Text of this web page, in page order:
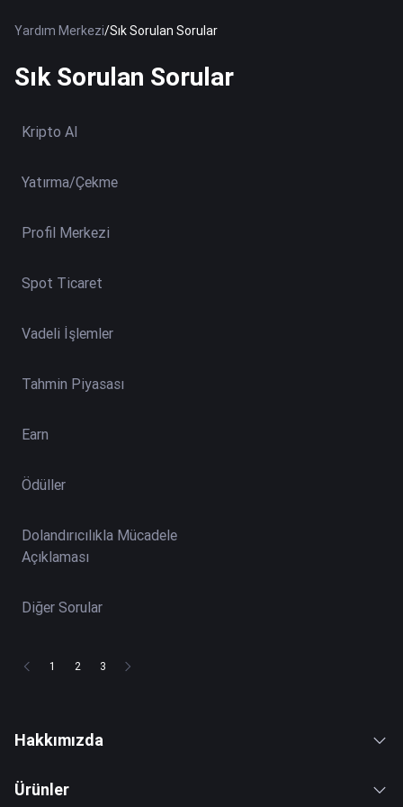
Yardım Merkezi/Sık Sorulan Sorular
Sık Sorulan Sorular
Kripto Al
Yatırma/Çekme
Profil Merkezi
Spot Ticaret
Vadeli İşlemler
Tahmin Piyasası
Earn
Ödüller
Dolandırıcılıkla Mücadele
Açıklaması
Diğer Sorular
1 2 3
Hakkımızda
Ürünler